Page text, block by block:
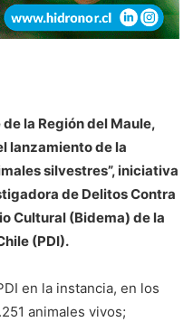
la Región del Maule,
lanzamiento de la
silvestres”, iniciativa
de Delitos Contra
Cultural (Bidema) de la
(PDI).
en la instancia, en los
animales vivos;